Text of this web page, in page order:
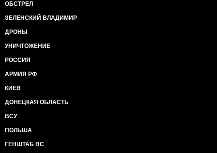
ОБСТРЕЛ
ЗЕЛЕНСКИЙ ВЛАДИМИР
ДРОНЫ
УНИЧТОЖЕНИЕ
РОССИЯ
АРМИЯ РФ
КИЕВ
ДОНЕЦКАЯ ОБЛАСТЬ
ВСУ
ПОЛЬША
ГЕНШТАБ ВС